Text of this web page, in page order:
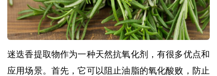
迷迭香提取物作为一种天然抗氧化剂，有很多优点和
应用场景。首先，它可以阻止油脂的氧化酸败，防止